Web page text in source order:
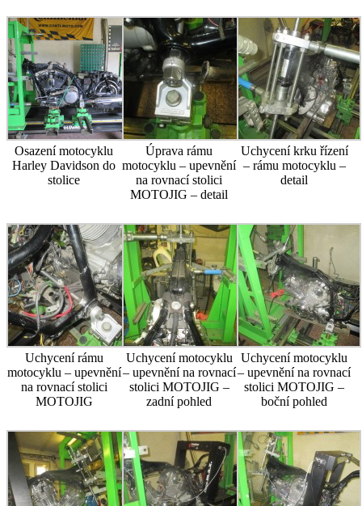
Osazení motocyklu
Harley Davidson do
stolice
Úprava rámu
motocyklu – upevnění
na rovnací stolici
MOTOJIG – detail
Uchycení krku řízení
– rámu motocyklu –
detail
Uchycení rámu
motocyklu – upevnění
na rovnací stolici
MOTOJIG
Uchycení motocyklu
– upevnění na rovnací
stolici MOTOJIG –
zadní pohled
Uchycení motocyklu
– upevnění na rovnací
stolici MOTOJIG –
boční pohled